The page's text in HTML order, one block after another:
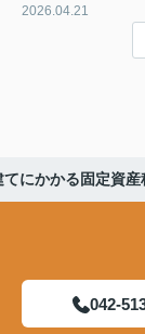
2026.04.21
てにかかる固定資
042-